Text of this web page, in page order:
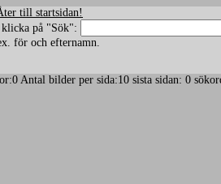
till startsidan!
på "Sök":
för och efternamn.
Antal bilder per sida:10 sista sidan: 0